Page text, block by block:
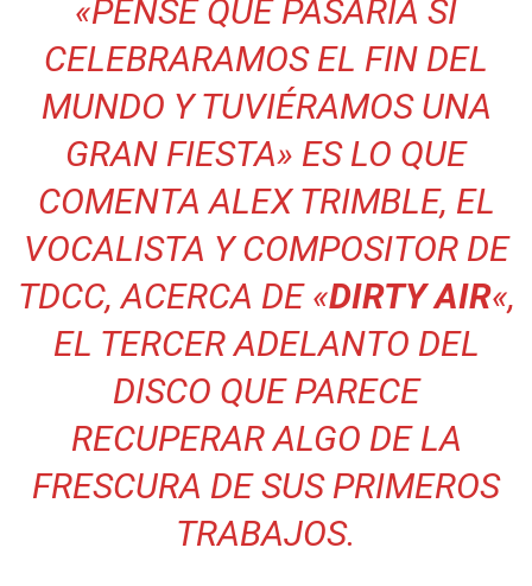
«PENSÉ QUE PASARÍA SI
CELEBRARAMOS EL FIN DEL
MUNDO Y TUVIÉRAMOS UNA
GRAN FIESTA» ES LO QUE
COMENTA ALEX TRIMBLE, EL
VOCALISTA Y COMPOSITOR DE
TDCC, ACERCA DE «DIRTY AIR«,
EL TERCER ADELANTO DEL
DISCO QUE PARECE
RECUPERAR ALGO DE LA
FRESCURA DE SUS PRIMEROS
TRABAJOS.